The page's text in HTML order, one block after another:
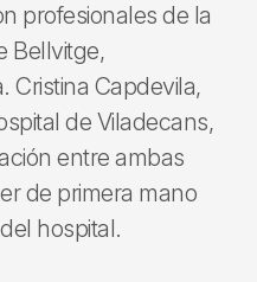
profesionales de la
Bellvitge,
Cristina Capdevila,
de Viladecans,
entre ambas
de primera mano
hospital.